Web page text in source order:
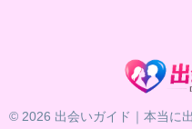
© 2026 出会いガイド｜本当に